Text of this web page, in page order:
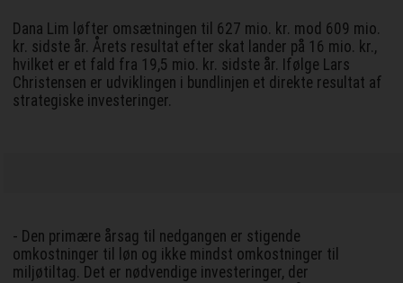
Dana Lim løfter omsætningen til 627 mio. kr. mod 609 mio.
kr. sidste år. Årets resultat efter skat lander på 16 mio. kr.,
hvilket er et fald fra 19,5 mio. kr. sidste år. Ifølge Lars
Christensen er udviklingen i bundlinjen et direkte resultat af
strategiske investeringer.
- Den primære årsag til nedgangen er stigende
omkostninger til løn og ikke mindst omkostninger til
miljøtiltag. Det er nødvendige investeringer, der